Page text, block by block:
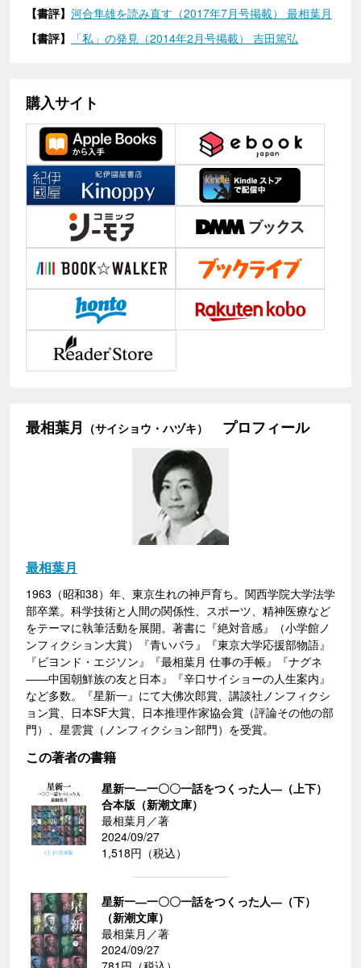
【書評】 河合隼雄を読み直す（2017年7月号掲載） 最相葉月
【書評】
「私」の発見（2014年2月号掲載） 吉田篤弘
購入サイト
最相葉月 （サイショウ・ハヅキ） プロフィール
最相葉月
1963（昭和38）年、東京生れの神戸育ち。関西学院大学法学
部卒業。科学技術と人間の関係性、スポーツ、精神医療など
をテーマに執筆活動を展開。著書に『絶対音感』（小学館ノ
ンフィクション大賞）『青いバラ』『東京大学応援部物語』
『ビヨンド・エジソン』『最相葉月 仕事の手帳』『ナグネ
――中国朝鮮族の友と日本』『辛口サイショーの人生案内』
など多数。『星新一』にて大佛次郎賞、講談社ノンフィクシ
ョン賞、日本SF大賞、日本推理作家協会賞（評論その他の部
門）、星雲賞（ノンフィクション部門）を受賞。
この著者の書籍
星新一―一〇〇一話をつくった人―（上下）
合本版（新潮文庫）
最相葉月／著
2024/09/27
1,518円（税込）
星新一―一〇〇一話をつくった人―（下）
（新潮文庫）
最相葉月／著
2024/09/27